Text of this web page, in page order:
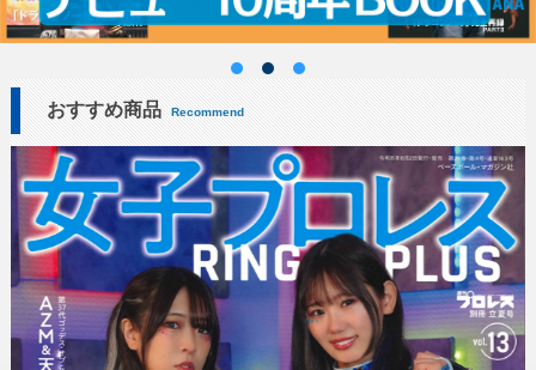
おすすめ商品 Recommend